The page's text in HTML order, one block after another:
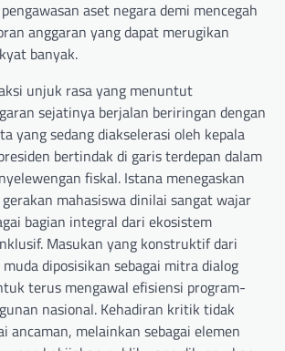
aset negara demi mencegah
anggaran yang dapat merugikan
banyak.
unjuk rasa yang menuntut
sejatinya berjalan beriringan dengan
yang sedang diakselerasi oleh kepala
bertindak di garis terdepan dalam
fiskal. Istana menegaskan
mahasiswa dinilai sangat wajar
bagian integral dari ekosistem
Masukan yang konstruktif dari
diposisikan sebagai mitra dialog
terus mengawal efisiensi program-
nasional. Kehadiran kritik tidak
ancaman, melainkan sebagai elemen